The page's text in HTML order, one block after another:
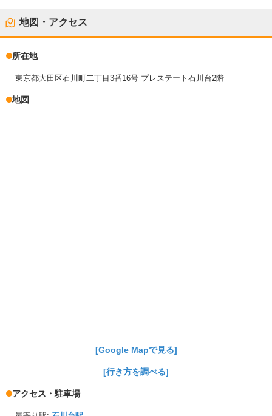
地図・アクセス
所在地
東京都大田区石川町二丁目3番16号 プレステート石川台2階
地図
[Google Mapで見る]
[行き方を調べる]
アクセス・駐車場